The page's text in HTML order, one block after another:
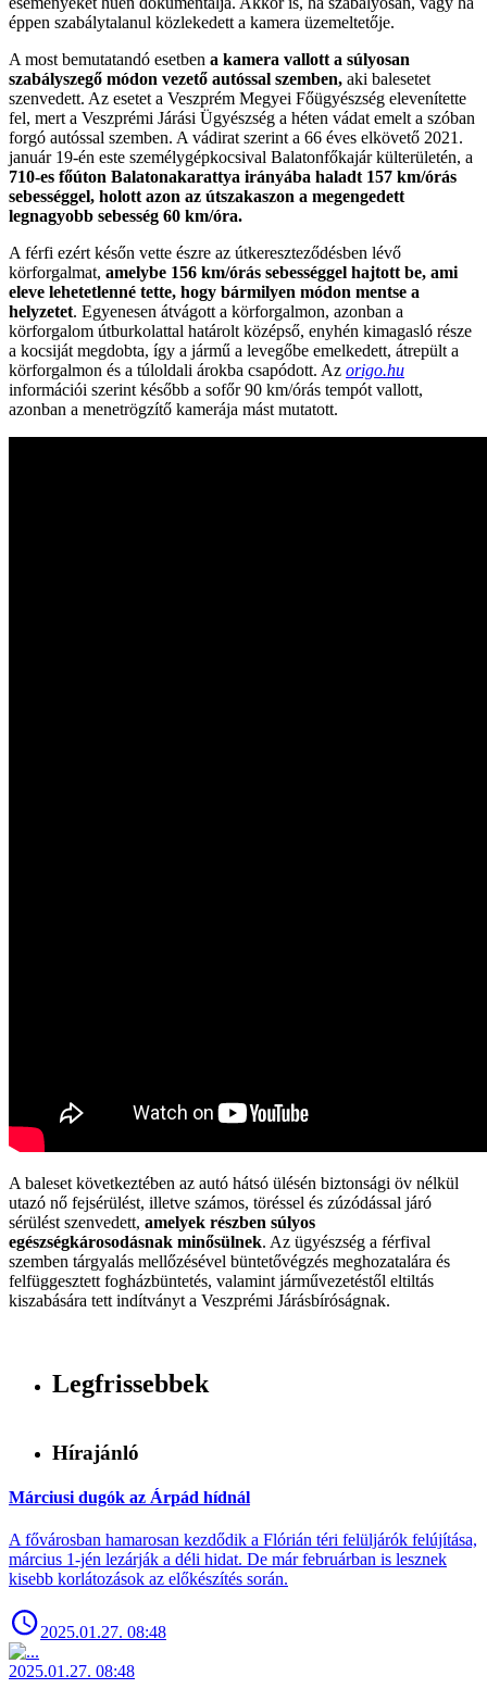
éppen szabálytalanul közlekedett a kamera üzemeltetője.
A most bemutatandó esetben a kamera vallott a súlyosan
szabályszegő módon vezető autóssal szemben, aki balesetet
szenvedett. Az esetet a Veszprém Megyei Főügyészség elevenítette
fel, mert a Veszprémi Járási Ügyészség a héten vádat emelt a szóban
forgó autóssal szemben. A vádirat szerint a 66 éves elkövető 2021.
január 19-én este személygépkocsival Balatonfőkajár külterületén, a
710-es főúton Balatonakarattya irányába haladt 157 km/órás
sebességgel, holott azon az útszakaszon a megengedett
legnagyobb sebesség 60 km/óra.
A férfi ezért későn vette észre az útkereszteződésben lévő
körforgalmat, amelybe 156 km/órás sebességgel hajtott be, ami
eleve lehetetlenné tette, hogy bármilyen módon mentse a
helyzetet. Egyenesen átvágott a körforgalmon, azonban a
körforgalom útburkolattal határolt középső, enyhén kimagasló része
a kocsiját megdobta, így a jármű a levegőbe emelkedett, átrepült a
körforgalmon és a túloldali árokba csapódott. Az origo.hu
információi szerint később a sofőr 90 km/órás tempót vallott,
azonban a menetrögzítő kamerája mást mutatott.
A baleset következtében az autó hátsó ülésén biztonsági öv nélkül
utazó nő fejsérülést, illetve számos, töréssel és zúzódással járó
sérülést szenvedett, amelyek részben súlyos
egészségkárosodásnak minősülnek. Az ügyészség a férfival
szemben tárgyalás mellőzésével büntetővégzés meghozatalára és
felfüggesztett fogházbüntetés, valamint járművezetéstől eltiltás
kiszabására tett indítványt a Veszprémi Járásbíróságnak.
Legfrissebbek
Hírajánló
Márciusi dugók az Árpád hídnál
A fővárosban hamarosan kezdődik a Flórián téri felüljárók felújítása,
március 1-jén lezárják a déli hidat. De már februárban is lesznek
kisebb korlátozások az előkészítés során.
2025.01.27. 08:48
2025.01.27. 08:48